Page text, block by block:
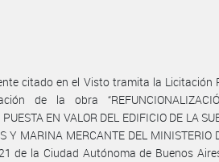
citado en el Visto tramita la Licitación
de la obra
EN VALOR DEL EDIFICIO DE LA
Y MARINA MERCANTE DEL MINISTERIO
de la Ciudad Autónoma de Buenos